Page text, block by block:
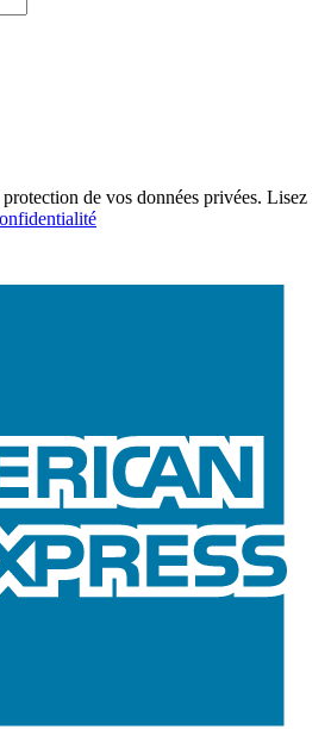
de vos données privées. Lisez